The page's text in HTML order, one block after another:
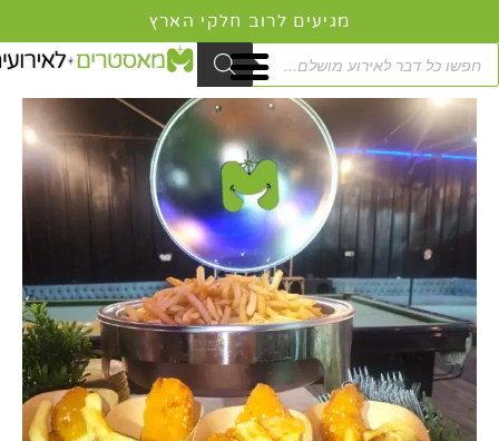
לתוכן
מגיעים לרוב חלקי הארץ
Products
search
טווח
מחירים:
עד
כמות
של
דוכן
שניצל
בקונוס